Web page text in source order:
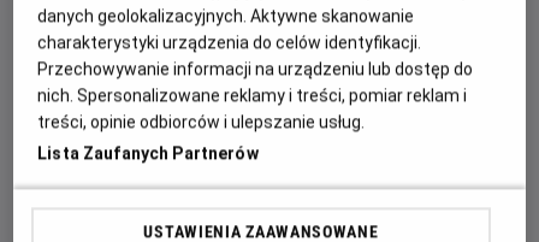
danych geolokalizacyjnych. Aktywne skanowanie
charakterystyki urządzenia do celów identyfikacji.
Przechowywanie informacji na urządzeniu lub dostęp do
nich. Spersonalizowane reklamy i treści, pomiar reklam i
treści, opinie odbiorców i ulepszanie usług.
Lista Zaufanych Partnerów
USTAWIENIA ZAAWANSOWANE